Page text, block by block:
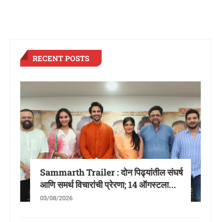
RECENT POSTS
Sammarth Trailer : दोन पिढ्यांतील संघर्ष
आणि समर्थ विचारांची प्रेरणा; 14 ऑगस्टला...
03/08/2026